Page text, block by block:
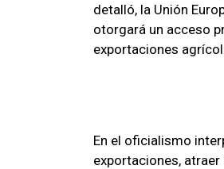
detalló, la Unión
otorgará un acceso
exportaciones
En el oficialismo
exportaciones,